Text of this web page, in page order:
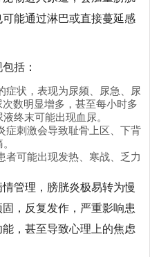
能通过淋巴或直接蔓延感
括：
症状，表现为尿频、尿急、尿
数明显增多，甚至每小时多
终末可能出现血尿。
症刺激会导致耻骨上区、下背
者可能出现发热、寒战、乏力
管理，膀胱炎极易转为慢
，反复发作，严重影响患
，甚至导致心理上的焦虑